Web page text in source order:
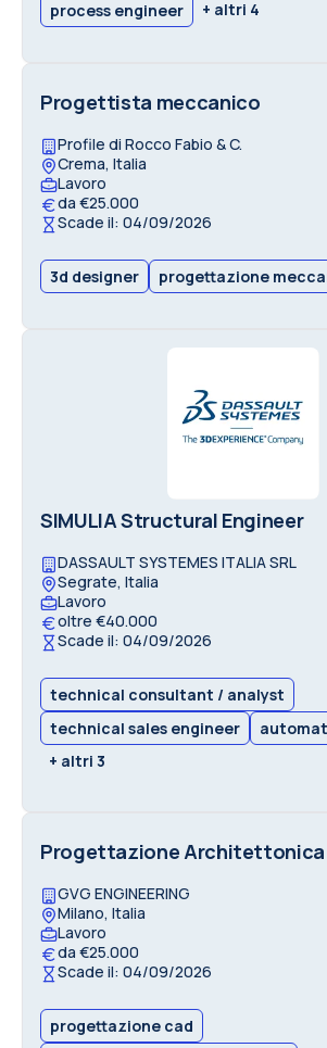
process engineer + altri 4
Progettista meccanico
Profile di Rocco Fabio & C.
Crema, Italia
Lavoro
da €25.000
Scade il: 04/09/2026
3d designer progettazione
SIMULIA Structural Engineer
DASSAULT SYSTEMES ITALIA SRL
Segrate, Italia
Lavoro
oltre €40.000
Scade il: 04/09/2026
technical consultant / analyst
technical sales engineer
+ altri 3
Progettazione Architettonica
GVG ENGINEERING
Milano, Italia
Lavoro
da €25.000
Scade il: 04/09/2026
progettazione cad